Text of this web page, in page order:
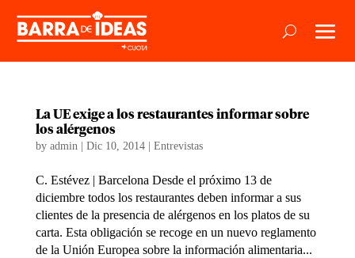
La UE exige a los restaurantes informar sobre
los alérgenos
by admin| Dic 10, 2014| Entrevistas
C. Estévez | Barcelona Desde el próximo 13 de
diciembre todos los restaurantes deben informar a sus
clientes de la presencia de alérgenos en los platos de su
carta. Esta obligación se recoge en un nuevo reglamento
de la Unión Europea sobre la información alimentaria...